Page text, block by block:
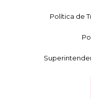
Política de